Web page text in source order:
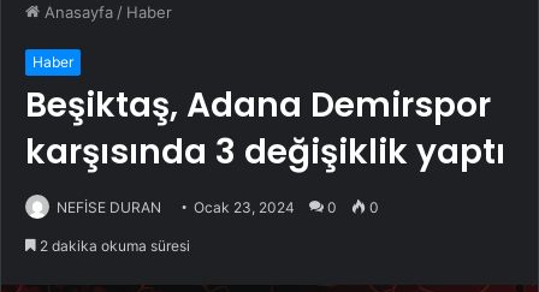
Anasayfa / Haber
Haber
Beşiktaş, Adana Demirspor
karşısında 3 değişiklik yaptı
NEFİSE DURAN Ocak 23, 2024 0 0
2 dakika okuma süresi